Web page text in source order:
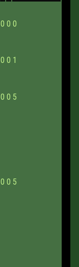
0 0 0
0 0 1
0 0 5
0 0 5